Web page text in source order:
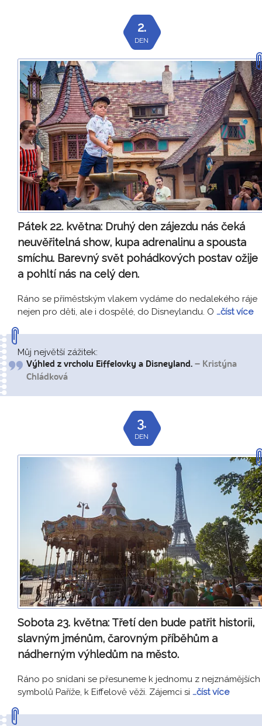
2.
DEN
Pátek 22. května: Druhý den zájezdu nás čeká
neuvěřitelná show, kupa adrenalinu a spousta
smíchu. Barevný svět pohádkových postav ožije
a pohltí nás na celý den.
Ráno se příměstským vlakem vydáme do nedalekého ráje
nejen pro děti, ale i dospělé, do Disneylandu. O …číst více
Můj největší zážitek:
Výhled z vrcholu Eiffelovky a Disneyland. – Kristýna
Chládková
3.
DEN
Sobota 23. května: Třetí den bude patřit historii,
slavným jménům, čarovným příběhům a
nádherným výhledům na město.
Ráno po snídani se přesuneme k jednomu z nejznámějších
symbolů Paříže, k Eiffelově věži. Zájemci si …číst více